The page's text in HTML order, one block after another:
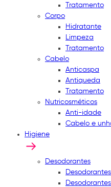
Tratamento
Corpo
Hidratante
Limpeza
Tratamento
Cabelo
Anticaspa
Antiqueda
Tratamento
Nutricosméticos
Anti-idade
Cabelo e
Higiene
Desodorantes